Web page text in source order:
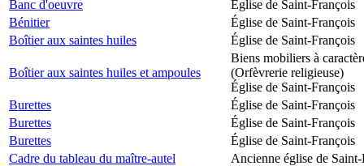
Banc d'oeuvre
Église de Saint-François
Bénitier
Église de Saint-François
Boîtier aux saintes huiles
Église de Saint-François
Boîtier aux saintes huiles et ampoules
Biens mobiliers à
(Orfèvrerie religieuse)
Église de Saint-François
Burettes
Église de Saint-François
Burettes
Église de Saint-François
Burettes
Église de Saint-François
Cadre du tableau du maître-autel
Ancienne église de Saint-